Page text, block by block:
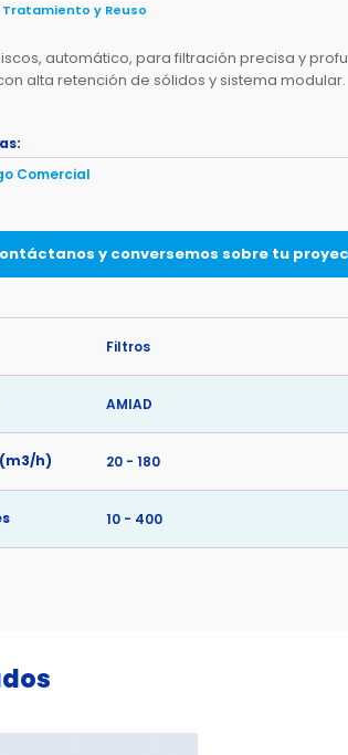
Tratamiento y Reuso
automático, para filtración precisa y
alta retención de sólidos y sistema modular.
Comercial
y conversemos sobre tu
Filtros
AMIAD
h) 20 - 180
10 - 400